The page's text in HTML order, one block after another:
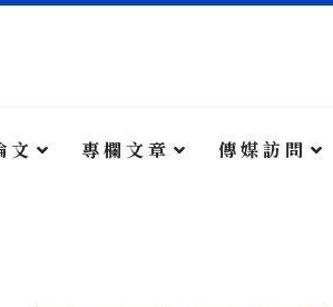
文 專 欄 文 章 傳 媒 訪 問